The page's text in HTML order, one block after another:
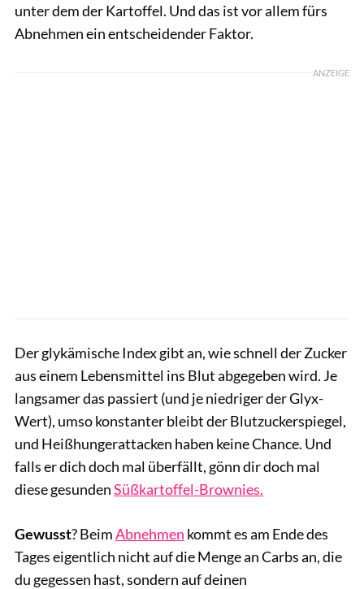
unter dem der Kartoffel. Und das ist vor allem fürs
Abnehmen ein entscheidender Faktor.
ANZEIGE
Der glykämische Index gibt an, wie schnell der Zucker
aus einem Lebensmittel ins Blut abgegeben wird. Je
langsamer das passiert (und je niedriger der Glyx-
Wert), umso konstanter bleibt der Blutzuckerspiegel,
und Heißhungerattacken haben keine Chance. Und
falls er dich doch mal überfällt, gönn dir doch mal
diese gesundenSüßkartoffel-Brownies.
Gewusst? BeimAbnehmen kommt es am Ende des
Tages eigentlich nicht auf die Menge an Carbs an, die
du gegessen hast, sondern auf deinen